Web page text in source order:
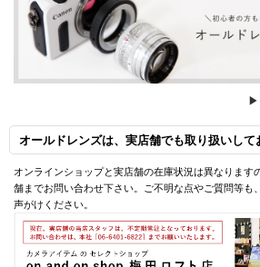
▶
オールドレンズは、実店舗でも取り扱いして
オンラインショップと実店舗の在庫状況は異なります
舗までお問い合わせ下さい。ご不明な点やご質問等も
声がけください。